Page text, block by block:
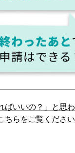
ばいいの？」と思わ
ちらをご覧ください